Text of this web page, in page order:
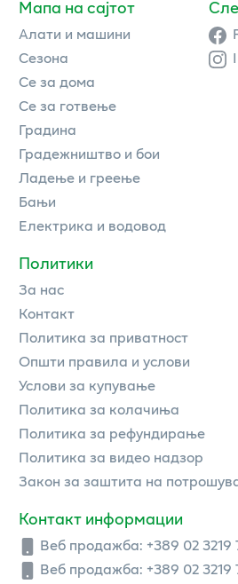
Мапа на сајтот
Алати и машини
Сезона
Се за дома
Се за готвење
Градина
Градежништво и бои
Ладење и греење
Бањи
Електрика и водовод
Политики
За нас
Контакт
Политика за приватност
Општи правила и услови
Услови за купување
Политика за колачиња
Политика за рефундирање
Политика за видео надзор
Закон за заштита на
Контакт информации
Веб продажба: +389 02 3219
Веб продажба: +389 02 3219